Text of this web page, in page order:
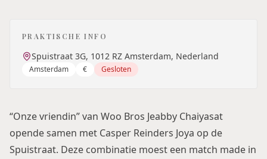
PRAKTISCHE INFO
Spuistraat 3G, 1012 RZ Amsterdam, Nederland
Amsterdam € Gesloten
“Onze vriendin” van Woo Bros Jeabby Chaiyasat
opende samen met Casper Reinders Joya op de
Spuistraat. Deze combinatie moest een match made in